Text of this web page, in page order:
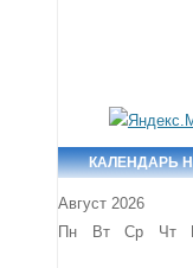
КАЛЕНДАРЬ
Август 2026
Пн
Вт Ср Чт